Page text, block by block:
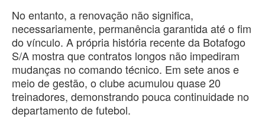
No entanto, a renovação não significa,
necessariamente, permanência garantida até o fim
do vínculo. A própria história recente da Botafogo
S/A mostra que contratos longos não impediram
mudanças no comando técnico. Em sete anos e
meio de gestão, o clube acumulou quase 20
treinadores, demonstrando pouca continuidade no
departamento de futebol.